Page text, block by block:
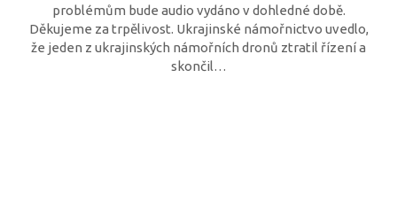
problémům bude audio vydáno v dohledné době.
Děkujeme za trpělivost. Ukrajinské námořnictvo uvedlo,
že jeden z ukrajinských námořních dronů ztratil řízení a
skončil…